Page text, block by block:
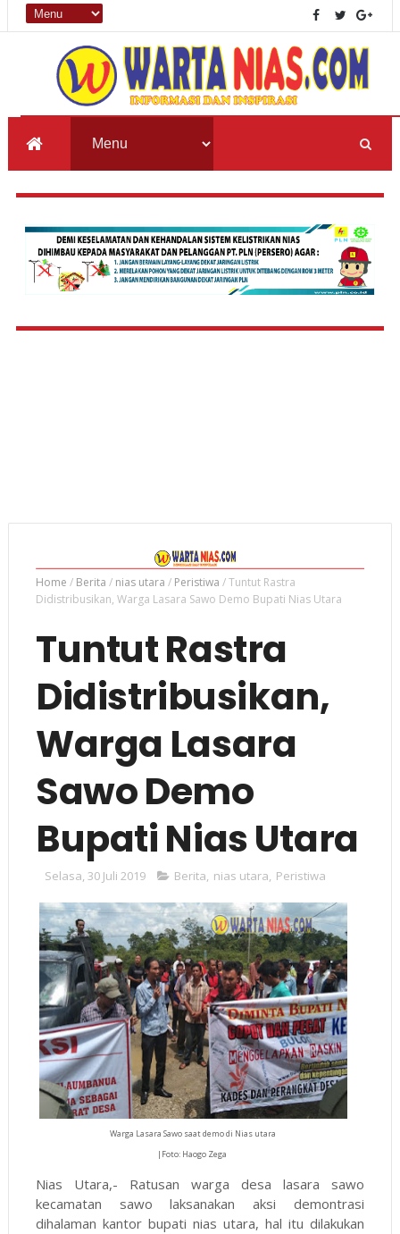
Home / Berita / nias utara / Peristiwa /Tuntut Rastra
Didistribusikan, Warga Lasara Sawo Demo Bupati Nias Utara
Tuntut Rastra
Didistribusikan,
Warga Lasara
Sawo Demo
Bupati Nias Utara
Selasa, 30 Juli 2019 Berita, nias utara, Peristiwa
Warga Lasara Sawo saat demo di Nias utara
|Foto: Haogo Zega
Nias Utara,- Ratusan warga desa lasara sawo
kecamatan sawo laksanakan aksi demontrasi
dihalaman kantor bupati nias utara, hal itu dilakukan